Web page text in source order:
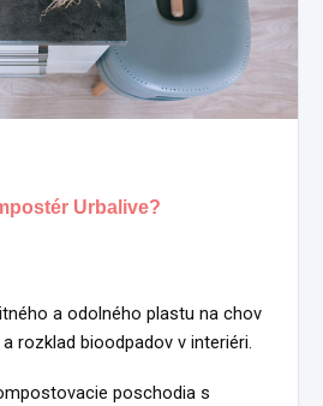
Urbalive?
a odolného plastu na chov
rozklad bioodpadov v interiéri.
poschodia s